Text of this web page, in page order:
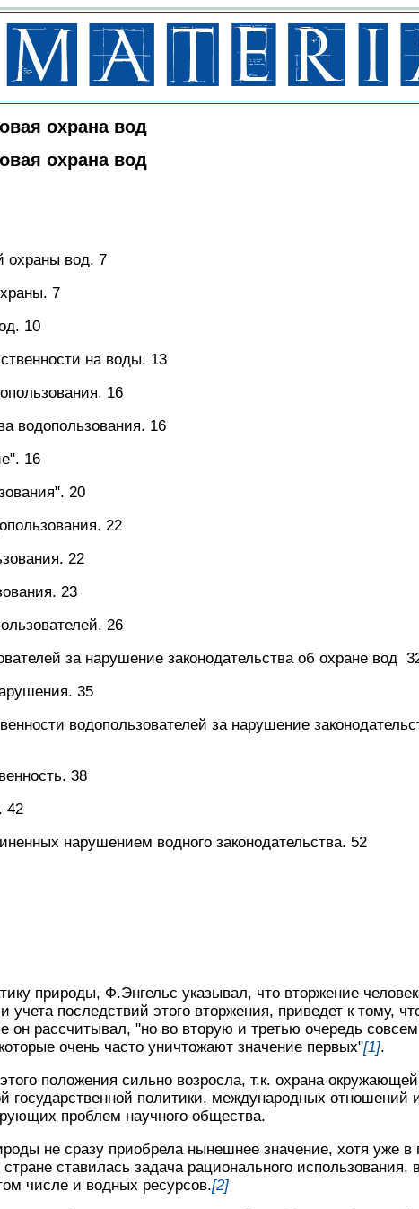
охрана вод
охрана вод
охраны вод. 7
7
10
на воды. 13
16
водопользования. 16
16
20
22
22
23
26
за нарушение законодательства об охране вод
35
водопользователей за нарушение
38
42
нарушением водного законодательства. 52
природы, Ф.Энгельс указывал, что вторжение
учета последствий этого вторжения, приведет к тому,
он рассчитывал, "но во вторую и третью очередь
очень часто уничтожают значение первых"[1].
положения сильно возросла, т.к. охрана
государственной политики, международных отношений
проблем научного общества.
не сразу приобрела нынешнее значение, хотя уже в
ставилась задача рационального использования,
числе и водных ресурсов.[2]